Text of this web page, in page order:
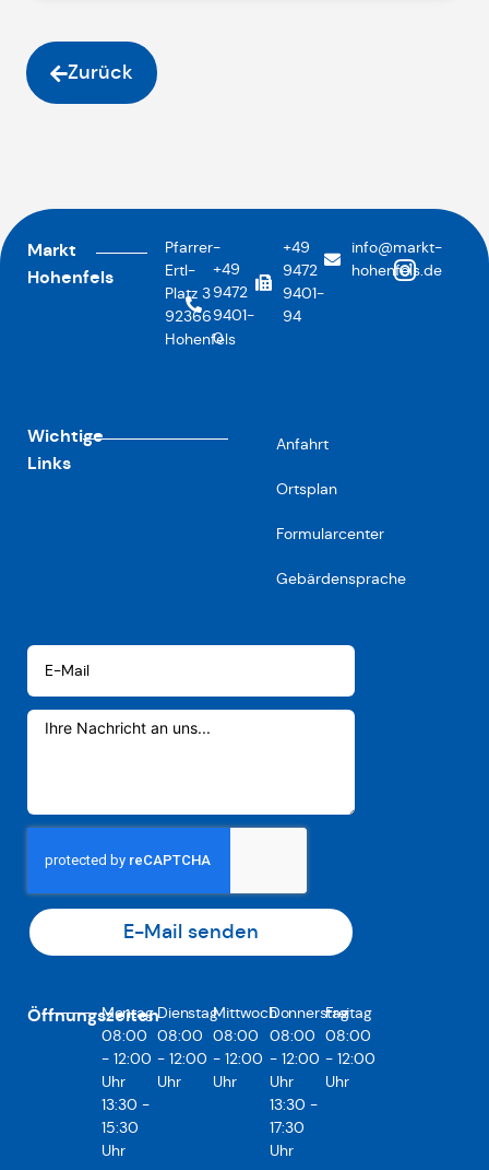
Zurück
Markt
Hohenfels
Pfarrer-
Ertl-
Platz 3
92366
Hohenfels
+49
9472
9401-
0
+49
9472
9401-
94
info@markt-
hohenfels.de
Wichtige
Links
Anfahrt
Ortsplan
Formularcenter
Gebärdensprache
E-Mail senden
Öffnungszeiten
Montag
08:00
- 12:00
Uhr
13:30 -
15:30
Uhr
Dienstag
08:00
- 12:00
Uhr
Mittwoch
08:00
- 12:00
Uhr
Donnerstag
08:00
- 12:00
Uhr
13:30 -
17:30
Uhr
Freitag
08:00
- 12:00
Uhr